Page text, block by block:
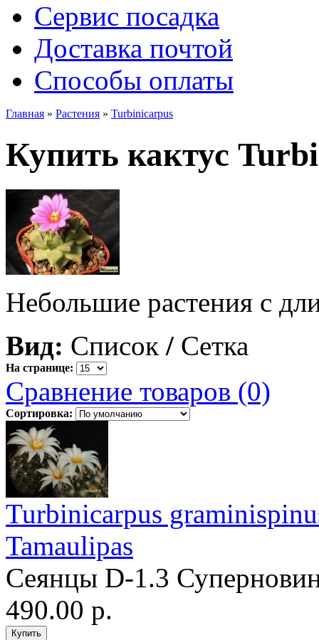
Сервис посадка
Доставка почтой
Способы оплаты
Главная » Растения » Turbinicarpus
Купить кактус
Небольшие растения с
Вид: Список / Сетка
На странице:
Сравнение товаров (0)
Сортировка:
Turbinicarpus
Tamaulipas
Сеянцы D-1.3
490.00 р.